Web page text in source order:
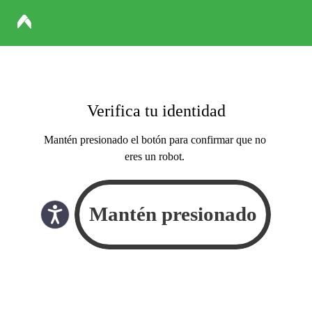
Verifica tu identidad
Mantén presionado el botón para confirmar que no
eres un robot.